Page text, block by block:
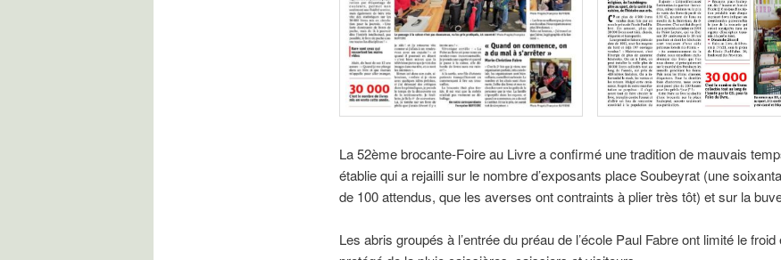
La 52ème brocante-Foire au Livre a confirmé une tradition de mauvais
établie qui a rejailli sur le nombre d’exposants place Soubeyrat (une
de 100 attendus, que les averses ont contraints à plier très tôt) et sur la
Les abris groupés à l’entrée du préau de l’école Paul Fabre ont limité le